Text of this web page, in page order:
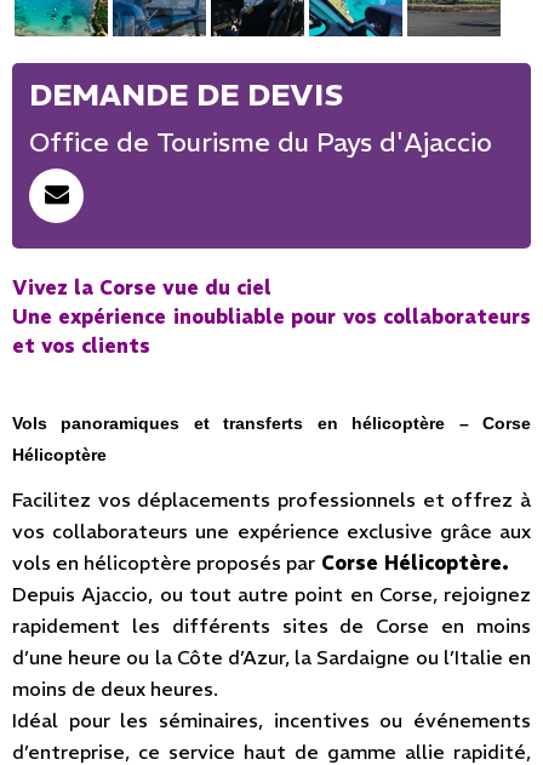
Office de Tourisme du Pays d'Ajaccio
Vivez la Corse vue du ciel
Une expérience inoubliable pour vos collaborateurs
et vos clients
Vols panoramiques et transferts en hélicoptère – Corse
Hélicoptère
Facilitez vos déplacements professionnels et offrez à
vos collaborateurs une expérience exclusive grâce aux
vols en hélicoptère proposés par Corse Hélicoptère.
Depuis Ajaccio, ou tout autre point en Corse, rejoignez
rapidement les différents sites de Corse en moins
d’une heure ou la Côte d’Azur, la Sardaigne ou l’Italie en
moins de deux heures.
Idéal pour les séminaires, incentives ou événements
d’entreprise, ce service haut de gamme allie rapidité,